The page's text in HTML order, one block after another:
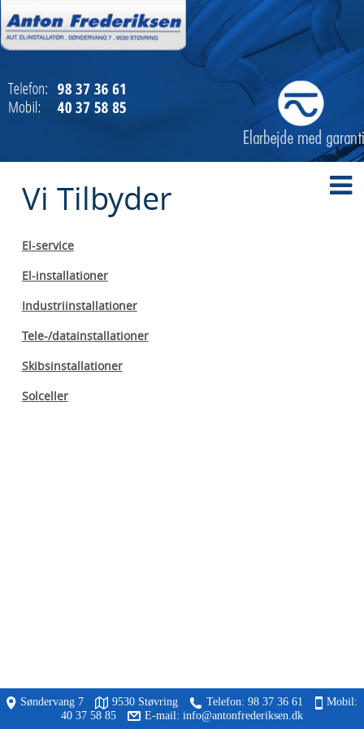
Vi Tilbyder
El-service
El-installationer
Industriinstallationer
Tele-/datainstallationer
Skibsinstallationer
Solceller
Søndervang 7 9530 Støvring Telefon: 98 37 36 61
Mobil:
40 37 58 85
E-mail: info@antonfrederiksen.dk